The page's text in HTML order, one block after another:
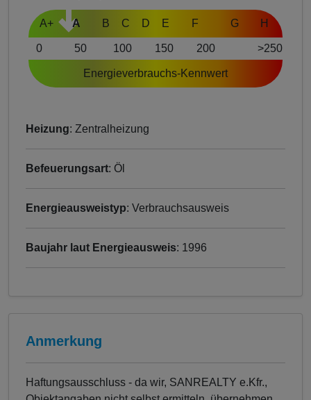
A+ A B C D E F G H
0 50 100 150 200 >250
Energieverbrauchs-Kennwert
Heizung: Zentralheizung
Befeuerungsart: Öl
Energieausweistyp: Verbrauchsausweis
Baujahr laut Energieausweis: 1996
Anmerkung
Haftungsausschluss - da wir, SANREALTY e.Kfr.,